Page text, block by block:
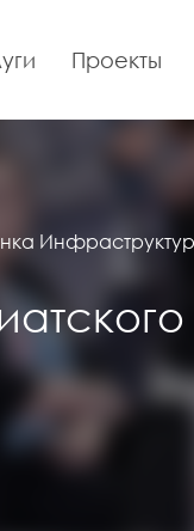
Проекты